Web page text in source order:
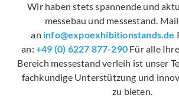
Wir haben stets spannende und
messebau und messestand.
an info@expoexhibitionstands.de
an: +49 (0) 6227 877-290 Für alle
Bereich messestand verleih ist unser
fachkundige Unterstützung und
zu bieten.